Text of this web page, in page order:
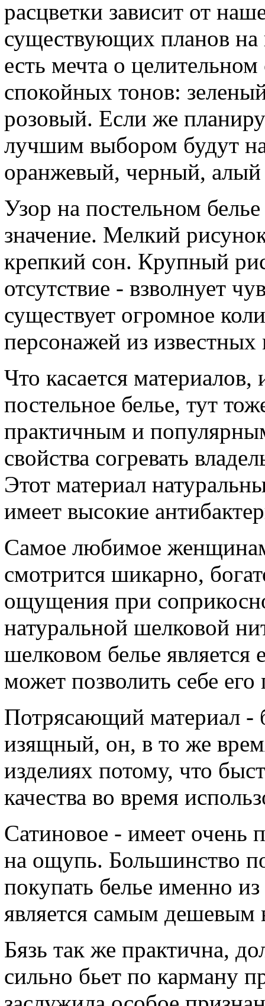
расцветки зависит от
существующих планов на
есть мечта о
спокойных тонов:
розовый. Если же
лучшим выбором будут
оранжевый, черный,
Узор на постельном
значение. Мелкий
крепкий сон. Крупный
отсутствие - взволнует
существует огромное
персонажей из
Что касается материалов,
постельное белье, тут
практичным и
свойства согревать
Этот материал
имеет высокие
Самое любимое
смотрится шикарно,
ощущения при
натуральной шелковой
шелковом белье
может позволить себе
Потрясающий материал -
изящный, он, в то же
изделиях потому, что
качества во время
Сатиновое - имеет очень
на ощупь. Большинство
покупать белье именно
является самым дешевым
Бязь так же практична,
сильно бьет по карману